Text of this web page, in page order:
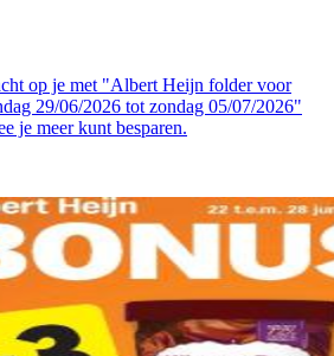
op je met "Albert Heijn folder voor
29/06/2026 tot zondag 05/07/2026"
je meer kunt besparen.